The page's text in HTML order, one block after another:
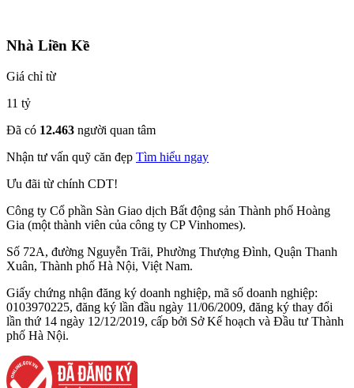
Nhà Liền Kề
Giá chỉ từ
11 tỷ
Đã có 12.463 người quan tâm
Nhận tư vấn quỹ căn đẹp Tìm hiểu ngay
Ưu đãi từ chính CDT!
Công ty Cổ phần Sàn Giao dịch Bất động sản Thành phố Hoàng
Gia (một thành viên của công ty CP Vinhomes).
Số 72A, đường Nguyễn Trãi, Phường Thượng Đình, Quận Thanh
Xuân, Thành phố Hà Nội, Việt Nam.
Giấy chứng nhận đăng ký doanh nghiệp, mã số doanh nghiệp:
0103970225, đăng ký lần đầu ngày 11/06/2009, đăng ký thay đổi
lần thứ 14 ngày 12/12/2019, cấp bởi Sở Kế hoạch và Đầu tư Thành
phố Hà Nội.